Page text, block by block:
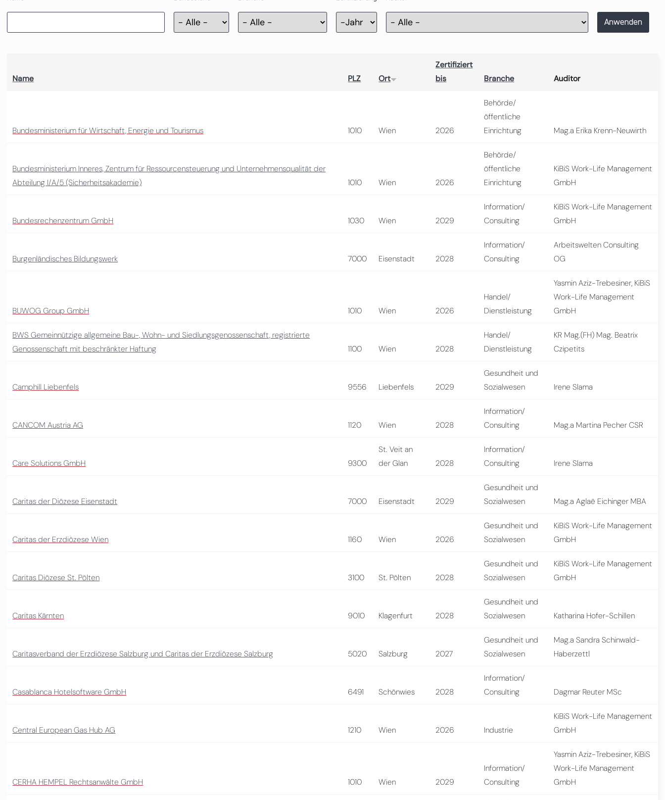
Zertifizierung
Jahr Anwenden
Name PLZ Ort
Zertifiziert
bis
Branche Auditor
Bundesministerium für Wirtschaft, Energie und Tourismus 1010 Wien 2026
Behörde/
öffentliche
Einrichtung
Mag.a Erika Krenn-Neuwirth
Bundesministerium Inneres, Zentrum für Ressourcensteuerung und Unternehmensqualität der
Abteilung I/A/5 (Sicherheitsakademie)
1010 Wien 2026
Behörde/
öffentliche
Einrichtung
KiBiS Work-Life Management
GmbH
Bundesrechenzentrum GmbH 1030 Wien 2029
Information/
Consulting
KiBiS Work-Life Management
GmbH
Burgenländisches Bildungswerk 7000 Eisenstadt 2028
Information/
Consulting
Arbeitswelten Consulting
OG
BUWOG Group GmbH 1010 Wien 2026
Handel/
Dienstleistung
Yasmin Aziz-Trebesiner, KiBiS
Work-Life Management
GmbH
BWS Gemeinnützige allgemeine Bau-, Wohn- und Siedlungsgenossenschaft, registrierte
Genossenschaft mit beschränkter Haftung
1100 Wien 2028
Handel/
Dienstleistung
KR Mag.(FH) Mag. Beatrix
Czipetits
Camphill Liebenfels 9556 Liebenfels 2029
Gesundheit und
Sozialwesen
Irene Slama
CANCOM Austria AG 1120 Wien 2028
Information/
Consulting
Mag.a Martina Pecher CSR
Care Solutions GmbH 9300
St. Veit an
der Glan
2028
Information/
Consulting
Irene Slama
Caritas der Diözese Eisenstadt 7000 Eisenstadt 2029
Gesundheit und
Sozialwesen
Mag.a Aglaë Eichinger MBA
Caritas der Erzdiözese Wien 1160 Wien 2026
Gesundheit und
Sozialwesen
KiBiS Work-Life Management
GmbH
Caritas Diözese St. Pölten 3100 St. Pölten 2028
Gesundheit und
Sozialwesen
KiBiS Work-Life Management
GmbH
Caritas Kärnten 9010 Klagenfurt 2028
Gesundheit und
Sozialwesen
Katharina Hofer-Schillen
Caritasverband der Erzdiözese Salzburg und Caritas der Erzdiözese Salzburg 5020 Salzburg 2027
Gesundheit und
Sozialwesen
Mag.a Sandra Schinwald-
Haberzettl
Casablanca Hotelsoftware GmbH 6491 Schönwies 2028
Information/
Consulting
Dagmar Reuter MSc
Central European Gas Hub AG 1210 Wien 2026 Industrie
KiBiS Work-Life Management
GmbH
CERHA HEMPEL Rechtsanwälte GmbH 1010 Wien 2029
Information/
Consulting
Yasmin Aziz-Trebesiner, KiBiS
Work-Life Management
GmbH